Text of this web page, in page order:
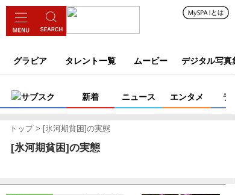
グラビア タレント一覧 ムービー デジタル写真集
サブスク 新着 ニュース エンタメ ラ
トップ [氷河期貧困]の実態
[氷河期貧困]の実態